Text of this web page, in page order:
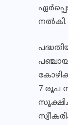
നല്‍കി.
7 രൂപ